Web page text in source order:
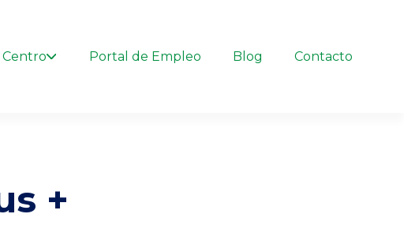
Centro Portal de Empleo Blog Contacto
+